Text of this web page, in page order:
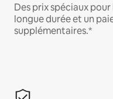
Des prix spéciaux
longue durée et un
supplémentaires.*